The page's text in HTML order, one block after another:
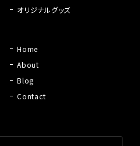
オリジナルグッズ
Home
About
Blog
Contact